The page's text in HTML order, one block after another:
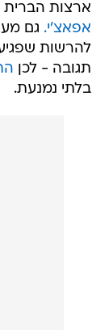
ארצות הברית
אפאצ'י. גם
להרשות
תגובה - לכן
בלתי נמנעת.